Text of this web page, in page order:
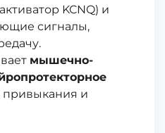
KCNQ) и
сигналы,
мышечно-
привыкания и